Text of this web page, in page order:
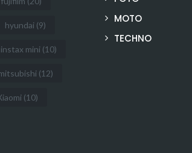
hyundai (9)
instax mini (10)
(12)
(10)
MOTO
TECHNO